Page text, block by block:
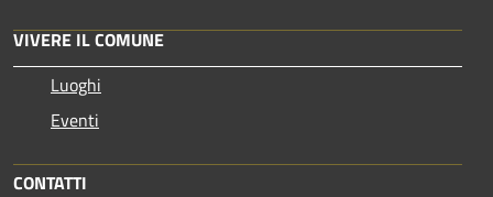
VIVERE IL COMUNE
Luoghi
Eventi
CONTATTI